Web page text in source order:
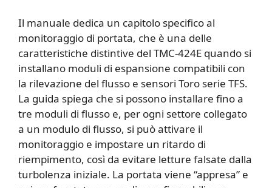
Il manuale dedica un capitolo specifico al
monitoraggio di portata, che è una delle
caratteristiche distintive del TMC-424E quando si
installano moduli di espansione compatibili con
la rilevazione del flusso e sensori Toro serie TFS.
La guida spiega che si possono installare fino a
tre moduli di flusso e, per ogni settore collegato
a un modulo di flusso, si può attivare il
monitoraggio e impostare un ritardo di
riempimento, così da evitare letture falsate dalla
turbolenza iniziale. La portata viene “appresa” e